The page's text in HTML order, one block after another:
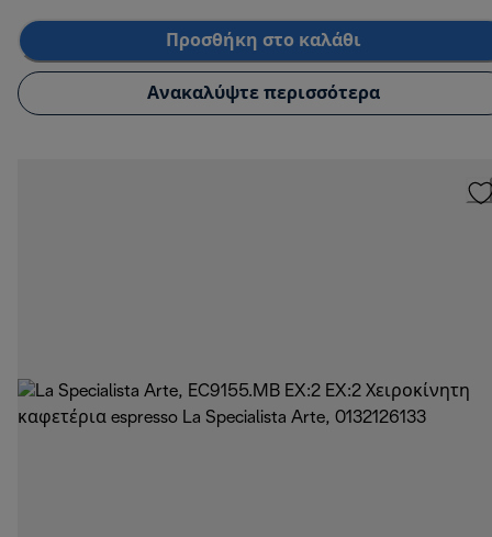
Προσθήκη στο καλάθι
Ανακαλύψτε περισσότερα